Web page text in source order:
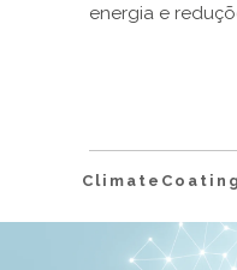
energia e
ClimateCoating